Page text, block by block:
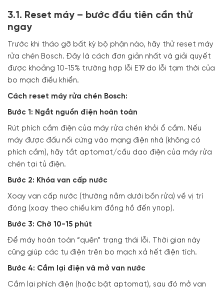
3.1. Reset máy – bước đầu tiên cần thử
ngay
Trước khi tháo gỡ bất kỳ bộ phận nào, hãy thử reset máy
rửa chén Bosch. Đây là cách đơn giản nhất và giải quyết
được khoảng 10-15% trường hợp lỗi E19 do lỗi tạm thời của
bo mạch điều khiển.
Cách reset máy rửa chén Bosch:
Bước 1: Ngắt nguồn điện hoàn toàn
Rút phích cắm điện của máy rửa chén khỏi ổ cắm. Nếu
máy được đấu nối cứng vào mạng điện nhà (không có
phích cắm), hãy tắt aptomat/cầu dao điện của máy rửa
chén tại tủ điện.
Bước 2: Khóa van cấp nước
Xoay van cấp nước (thường nằm dưới bồn rửa) về vị trí
đóng (xoay theo chiều kim đồng hồ đến упор).
Bước 3: Chờ 10-15 phút
Để máy hoàn toàn “quên” trạng thái lỗi. Thời gian này
cũng giúp các tụ điện trên bo mạch xả hết điện tích.
Bước 4: Cắm lại điện và mở van nước
Cắm lại phích điện (hoặc bật aptomat), sau đó mở van